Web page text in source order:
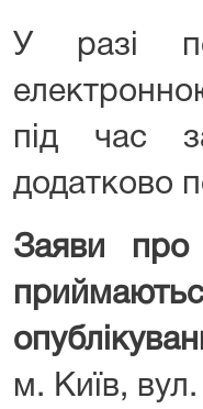
У разі
під час
додатково
Заяви про
м. Київ,